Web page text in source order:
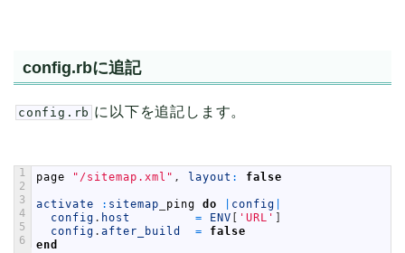
config.rbに追記
config.rb に以下を追記します。
1
2
3
4
5
6
page "/sitemap.xml" , layout : false
activate : sitemap ping do config
config . host = ENV 'URL'
config . after_build =
false
end